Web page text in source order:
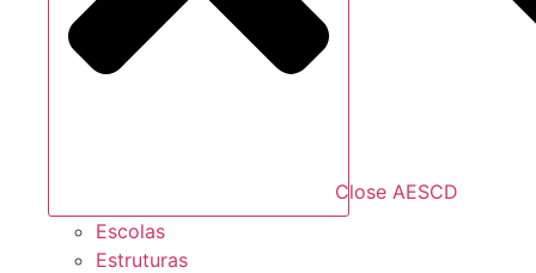
Close AESCD
Escolas
Estruturas